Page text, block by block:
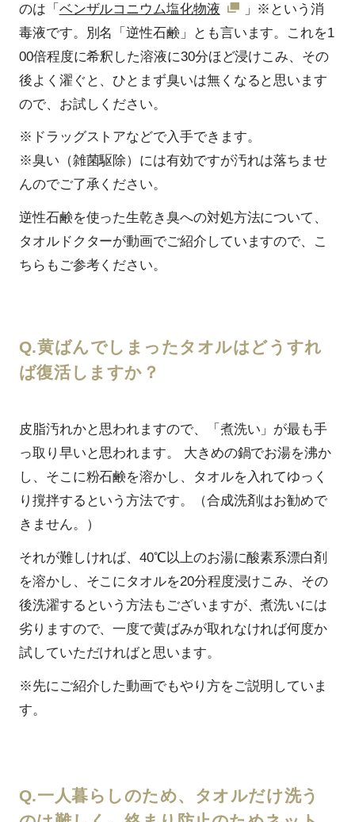
のは「 ベンザルコニウム塩化物液
」※という消
毒液です。別名「逆性石鹸」とも言います。これを1
00倍程度に希釈した溶液に30分ほど浸けこみ、その
後よく濯ぐと、ひとまず臭いは無くなると思います
ので、お試しください。
※ドラッグストアなどで入手できます。
※臭い（雑菌駆除）には有効ですが汚れは落ちませ
んのでご了承ください。
逆性石鹸を使った生乾き臭への対処方法について、
タオルドクターが動画でご紹介していますので、こ
ちらもご参考ください。
Q.黄ばんでしまったタオルはどうすれ
ば復活しますか？
皮脂汚れかと思われますので、「煮洗い」が最も手
っ取り早いと思われます。 大きめの鍋でお湯を沸か
し、そこに粉石鹸を溶かし、タオルを入れてゆっく
り撹拌するという方法です。（合成洗剤はお勧めで
きません。）
それが難しければ、40℃以上のお湯に酸素系漂白剤
を溶かし、そこにタオルを20分程度浸けこみ、その
後洗濯するという方法もございますが、煮洗いには
劣りますので、一度で黄ばみが取れなければ何度か
試していただければと思います。
※先にご紹介した動画でもやり方をご説明していま
す。
Q.一人暮らしのため、タオルだけ洗う